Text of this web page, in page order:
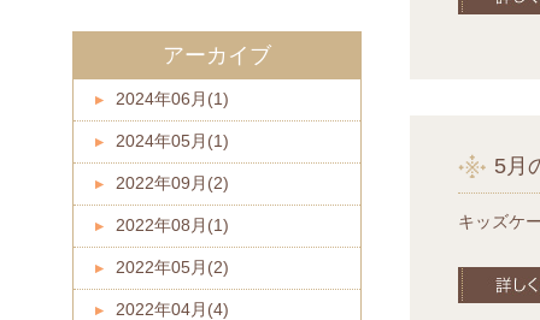
5月
キッズケ
アーカイブ
2024年06月(1)
2024年05月(1)
2022年09月(2)
2022年08月(1)
2022年05月(2)
2022年04月(4)